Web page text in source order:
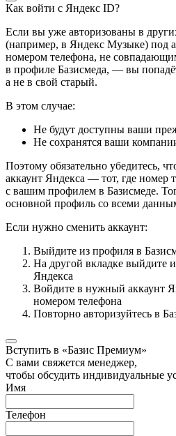
Как войти с Яндекс ID?
Если вы уже авторизованы в
(например, в Яндекс Музыке) под
номером телефона, не
в профиле Базисмеда, — вы
а не в свой старый.
В этом случае:
Не будут доступны ваши
Не сохранятся ваши
Поэтому обязательно убедитесь,
аккаунт Яндекса — тот, где номер
с вашим профилем в Базисмеде.
основной профиль со всеми
Если нужно сменить аккаунт:
Выйдите из профиля в
На другой вкладке выйдите
Яндекса
Войдите в нужный аккаунт
номером телефона
Повторно авторизуйтесь в
Вступить в «Базис Премиум»
С вами свяжется менеджер,
чтобы обсудить индивидуальные
Имя
Телефон